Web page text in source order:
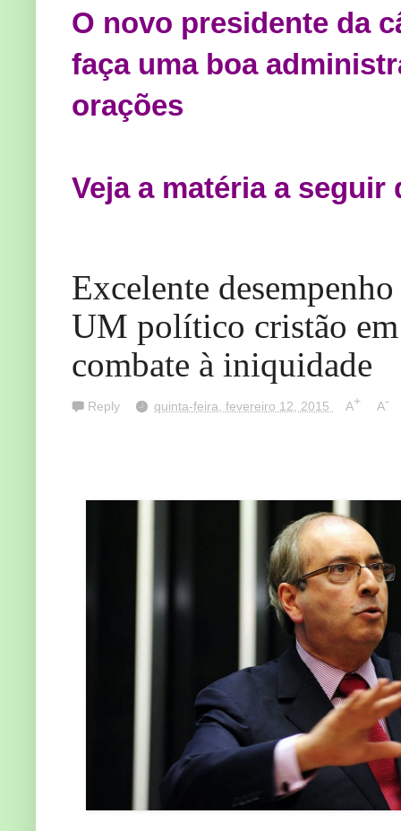
O novo presidente da
faça uma boa
orações
Veja a matéria a seguir
Excelente
UM político cristão
combate à iniquidade
Reply quinta-feira, fevereiro 12, 2015 A+ A-